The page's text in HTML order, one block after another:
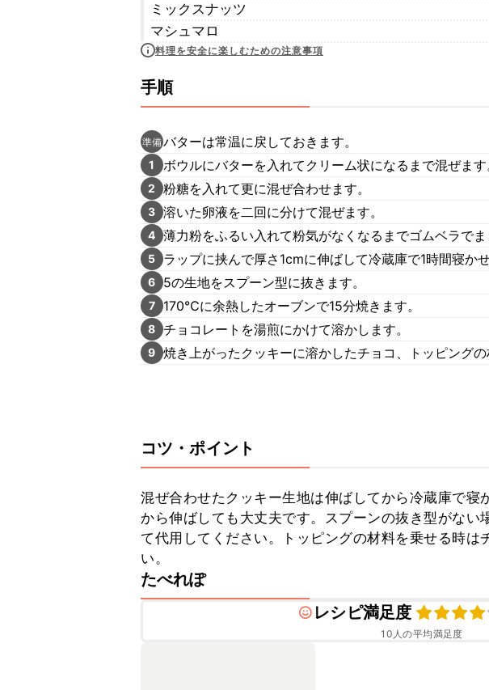
ミックスナッツ
マシュマロ
料理を安全に楽しむための注意事項
手順
準備バターは常温に戻しておきます。
1 ボウルにバターを入れてクリーム状になるまで混ぜます
2 粉糖を入れて更に混ぜ合わせます。
3 溶いた卵液を二回に分けて混ぜます。
4 薄力粉をふるい入れて粉気がなくなるまでゴムベラでま
5 ラップに挟んで厚さ1cmに伸ばして冷蔵庫で1時間寝かせ
6 5の生地をスプーン型に抜きます。
7 170℃に余熱したオーブンで15分焼きます。
8 チョコレートを湯煎にかけて溶かします。
9 焼き上がったクッキーに溶かしたチョコ、トッピングの
コツ・ポイント
混ぜ合わせたクッキー生地は伸ばしてから冷蔵庫で寝
から伸ばしても大丈夫です。スプーンの抜き型がない
て代用してください。トッピングの材料を乗せる時は
い。
たべれぽ
レシピ満足度
10 人の平均満足度